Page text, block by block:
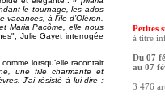
le tournage, les ados
à l’île d’Oléron.
Maria Pacôme, elle nous
Julie Gayet interrogée
lorsqu’elle racontait
une fille charmante et
J’ai résisté à lui dire :
Petites
à titre
Du 07
au 07
3 476